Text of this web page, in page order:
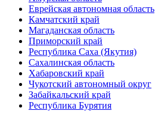
Еврейская автономная область
Камчатский край
Магаданская область
Приморский край
Республика Саха (Якутия)
Сахалинская область
Хабаровский край
Чукотский автономный округ
Забайкальский край
Республика Бурятия